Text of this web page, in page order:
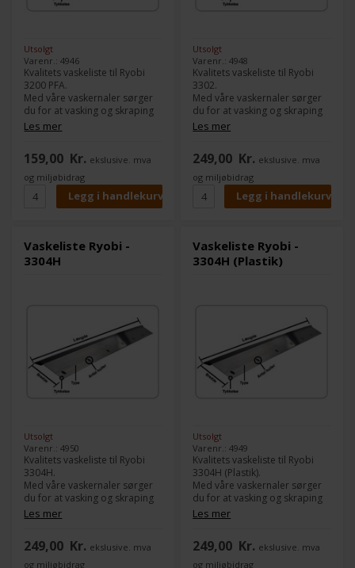
Utsolgt
Varenr.: 4946
Kvalitets vaskeliste til Ryobi
3200 PFA.
Med våre vaskernaler sørger
du for at vasking og skraping
av farge fungerer 100 % jevnt.
Type:Gummi
Lengde:354 mm
Bredde:28 mm
Tykkelse:5,0 mm
Antall hull:6
Les mer
159,00 Kr. ekslusive. mva
og miljøbidrag
Utsolgt
Varenr.: 4948
Kvalitets vaskeliste til Ryobi
3302.
Med våre vaskernaler sørger
du for at vasking og skraping
av farge fungerer 100 % jevnt.
Type:Gummi
Lengde:360 mm
Bredde:40 mm
Tykkelse:5,0 mm
Antall hull:6
Les mer
249,00 Kr. ekslusive. mva
og miljøbidrag
Vaskeliste Ryobi -
3304H
Utsolgt
Varenr.: 4950
Kvalitets vaskeliste til Ryobi
3304H.
Med våre vaskernaler sørger
du for at vasking og skraping
av farge fungerer 100 % jevnt.
Type:Gummi
Lengde:364 mm
Les mer
249,00 Kr. ekslusive. mva
og miljøbidrag
Vaskeliste Ryobi -
3304H (Plastik)
Utsolgt
Varenr.: 4949
Kvalitets vaskeliste til Ryobi
3304H (Plastik).
Med våre vaskernaler sørger
du for at vasking og skraping
av farge fungerer 100 % jevnt.
Type:Plastik
Lengde:364 mm
Les mer
249,00 Kr. ekslusive. mva
og miljøbidrag